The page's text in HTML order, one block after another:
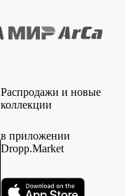
Распродажи и новые
коллекции
в приложении
Dropp.Market